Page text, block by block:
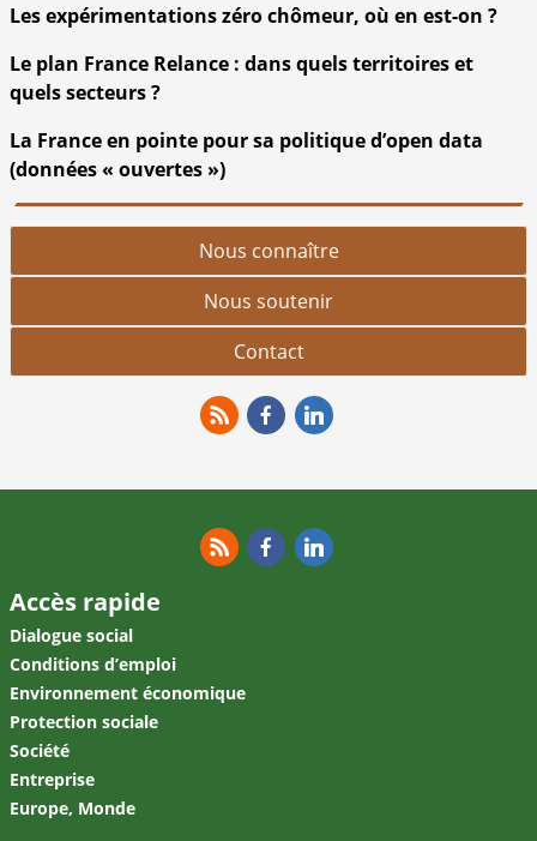
Les expérimentations zéro chômeur, où en est-on ?
Le plan France Relance : dans quels territoires et
quels secteurs ?
La France en pointe pour sa politique d’open data
(données « ouvertes »)
Nous connaître
Nous soutenir
Contact
Accès rapide
Dialogue social
Conditions d’emploi
Environnement économique
Protection sociale
Société
Entreprise
Europe, Monde